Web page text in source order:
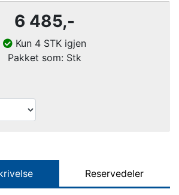
6 485,-
Kun 4 STK igjen
Pakket som: Stk
Reservedeler